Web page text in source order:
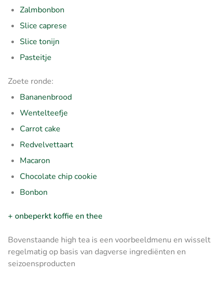
Zalmbonbon
Slice caprese
Slice tonijn
Pasteitje
Zoete ronde:
Bananenbrood
Wentelteefje
Carrot cake
Redvelvettaart
Macaron
Chocolate chip cookie
Bonbon
+ onbeperkt koffie en thee
Bovenstaande high tea is een voorbeeldmenu en wisselt
regelmatig op basis van dagverse ingrediënten en
seizoensproducten